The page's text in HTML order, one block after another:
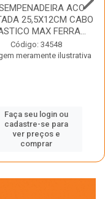
ACO
25,5X12CM CABO
MAX FERRA...
Código: 34548
meramente ilustrativa
Faça seu login ou
cadastre-se para
ver preços e
comprar